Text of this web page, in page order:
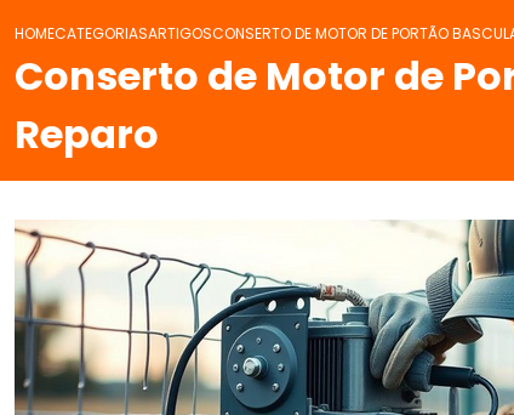
HOMECATEGORIASARTIGOSCONSERTO DE MOTOR DE PORTÃO
Conserto de Motor de
Reparo